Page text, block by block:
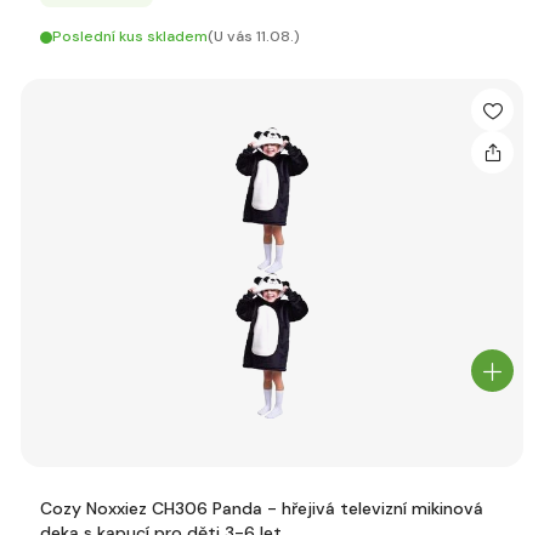
Poslední kus skladem(U vás 11.08.)
Cozy Noxxiez CH306 Panda - hřejivá televizní mikinová